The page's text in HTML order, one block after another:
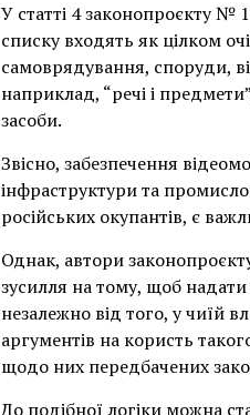
У статті 4 законопроєкту №
списку входять як цілком
самоврядування, споруди,
наприклад, “речі і
засоби.
Звісно, забезпечення
інфраструктури та
російських окупантів, є
Однак, автори
зусилля на тому, щоб надати
незалежно від того, у чиїй
аргументів на користь
щодо них передбачених
До подібної логіки можна